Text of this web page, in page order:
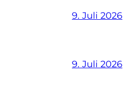
9. Juli 2026
9. Juli 2026